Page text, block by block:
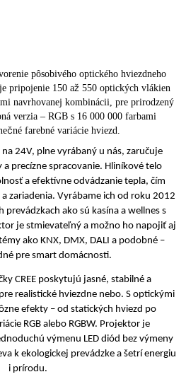
pôsobivého optického hviezdneho
pripojenie 150 až 550 optických vlákien
navrhovanej kombinácii, pre prirodzený
verzia – RGB s 16 000 000 farbami
farebné variácie hviezd.
24V, plne vyrábaný u nás, zaručuje
precízne spracovanie. Hliníkové telo
a efektívne odvádzanie tepla, čím
zariadenia. Vyrábame ich od roku 2012
ako sú kasína a wellnes s
je stmievateľný a možno ho napojiť aj
ako KNX, DMX, DALI a podobné –
pre smart domácnosti.
CREE poskytujú jasné, stabilné a
realistické hviezdne nebo. S optickými
efekty – od statických hviezd po
RGB alebo RGBW. Projektor je
výmenu LED diód bez výmeny
k ekologickej prevádzke a šetrí energiu
i prírodu.